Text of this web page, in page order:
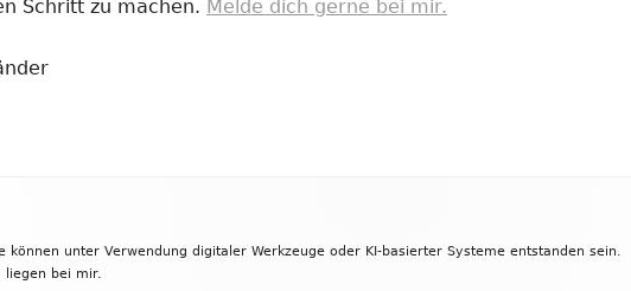
Schritt zu machen. Melde dich gerne bei mir.
können unter Verwendung digitaler Werkzeuge oder KI-basierter Systeme entstanden sein.
liegen bei mir.